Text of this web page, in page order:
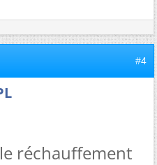
#4
réchauffement